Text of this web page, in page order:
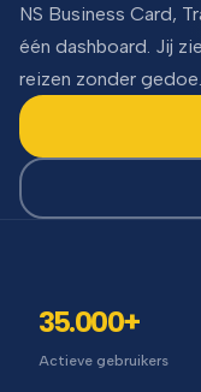
NS Business Card,
één dashboard. Jij
reizen zonder gedoe.
35.000+
Actieve gebruikers